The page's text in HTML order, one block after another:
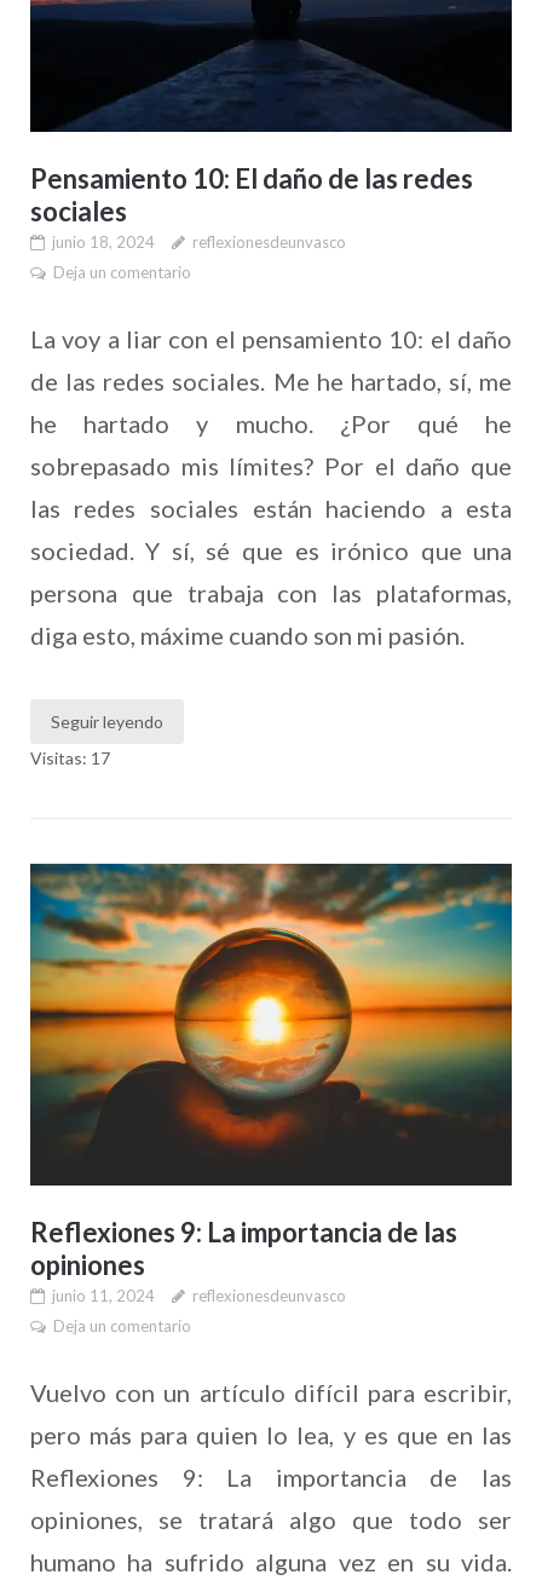
Pensamiento 10: El daño de las redes
sociales
junio 18, 2024
reflexionesdeunvasco
Deja un comentario
La voy a liar con el pensamiento 10: el daño
de las redes sociales. Me he hartado, sí, me
he hartado y mucho. ¿Por qué he
sobrepasado mis límites? Por el daño que
las redes sociales están haciendo a esta
sociedad. Y sí, sé que es irónico que una
persona que trabaja con las plataformas,
diga esto, máxime cuando son mi pasión.
Seguir leyendo
Visitas: 17
Reflexiones 9: La importancia de las
opiniones
junio 11, 2024
reflexionesdeunvasco
Deja un comentario
Vuelvo con un artículo difícil para escribir,
pero más para quien lo lea, y es que en las
Reflexiones 9: La importancia de las
opiniones, se tratará algo que todo ser
humano ha sufrido alguna vez en su vida.